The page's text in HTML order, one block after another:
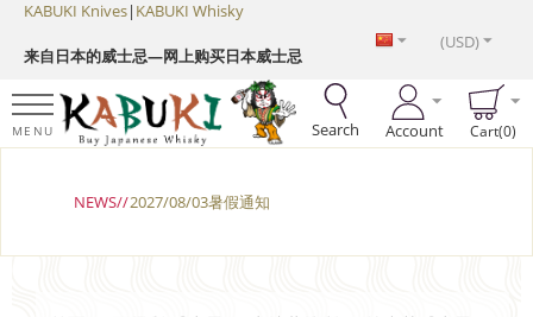
KABUKI Knives| KABUKI Whisky
来自日本的威士忌—网上购买日本威士忌
(USD)
MENU Search Account Cart(0)
NEWS//2027/08/03暑假通知